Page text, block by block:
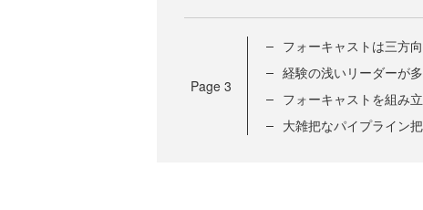
Page 3
フォーキャストは三方
経験の浅いリーダーが
フォーキャストを組み
大雑把なパイプライン